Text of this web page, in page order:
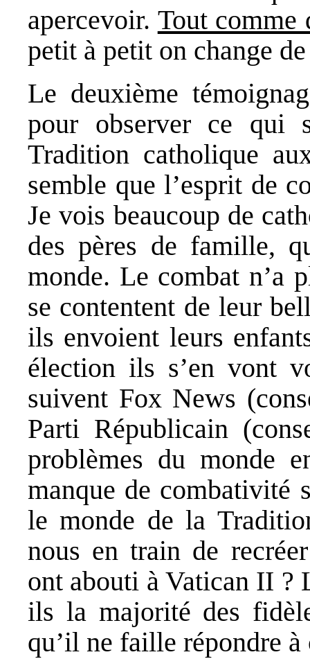
apercevoir. Tout comme
petit à petit on change
Le deuxième
pour observer ce qui
Tradition catholique
semble que l’esprit de
Je vois beaucoup de
des pères de famille,
monde. Le combat n’a
se contentent de leur
ils envoient leurs
élection ils s’en vont
suivent Fox News
Parti Républicain
problèmes du monde
manque de combativité
le monde de la
nous en train de
ont abouti à Vatican II ?
ils la majorité des
qu’il ne faille répondre